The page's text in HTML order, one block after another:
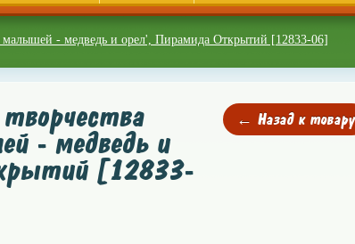
малышей - медведь и орел', Пирамида Открытий [12833-06]
- медведь и
[12833-
← Назад к товару